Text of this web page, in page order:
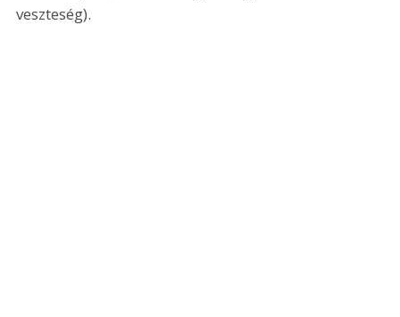
veszteség).